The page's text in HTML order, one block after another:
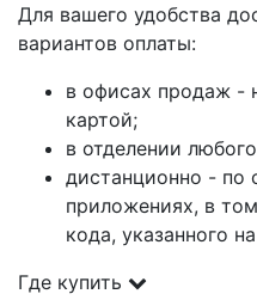
Для вашего удобства
вариантов оплаты:
в офисах продаж -
картой;
в отделении
дистанционно - по
приложениях, в
кода, указанного
Где купить